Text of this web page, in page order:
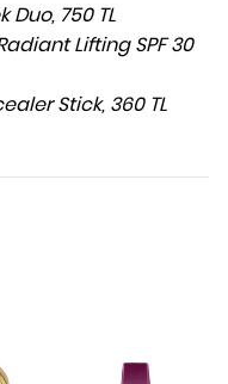
Duo, 750 TL
Lifting SPF 30
Stick, 360 TL